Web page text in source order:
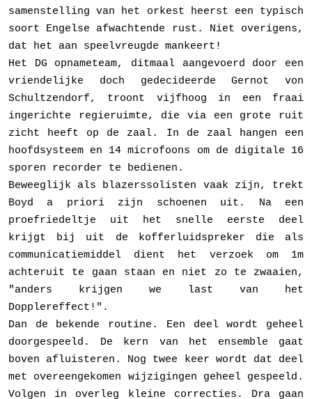
samenstelling van het orkest heerst een typisch
soort Engelse afwachtende rust. Niet overigens,
dat het aan speelvreugde mankeert!
Het DG opnameteam, ditmaal aangevoerd door een
vriendelijke doch gedeci­deerde Gernot von
Schultzendorf, troont vijfhoog in een fraai
ingerichte regieruimte, die via een grote ruit
zicht heeft op de zaal. In de zaal hangen een
hoofdsysteem en 14 microfoons om de digitale 16
sporen recorder te bedienen.
Beweeglijk als blazerssolisten vaak zijn, trekt
Boyd a priori zijn schoenen uit. Na een
proefriedeltje uit het snelle eerste deel
krijgt bij uit de kofferluidspreker die als
commu­nicatiemiddel dient het verzoek om 1m
achteruit te gaan staan en niet zo te zwaaien,
"anders krijgen we last van het
Dopplereffect!".
Dan de bekende routine. Een deel wordt geheel
doorgespeeld. De kern van het ensem­ble gaat
boven afluisteren. Nog twee keer wordt dat deel
met overeengekomen wijzigingen geheel gespeeld.
Volgen in overleg kleine correcties. Dra gaan